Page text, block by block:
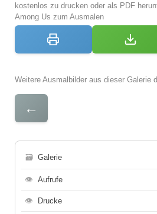
kostenlos zu drucken oder als PDF
Among Us zum Ausmalen
Weitere Ausmalbilder aus dieser Galerie
←
🗃 Galerie
👁 Aufrufe
👁 Drucke